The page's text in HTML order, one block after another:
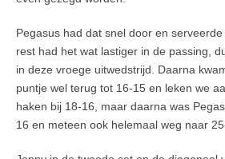
Pegasus had dat snel door en
rest had het wat lastiger in de passing,
in deze vroege uitwedstrijd. Daarna
puntje wel terug tot 16-15 en leken we
haken bij 18-16, maar daarna was
16 en meteen ook helemaal weg naar